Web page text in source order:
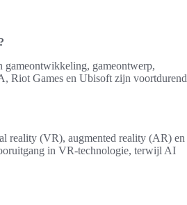
gameontwikkeling, gameontwerp,
Riot Games en Ubisoft zijn voortdurend
reality (VR), augmented reality (AR) en
in VR-technologie, terwijl AI